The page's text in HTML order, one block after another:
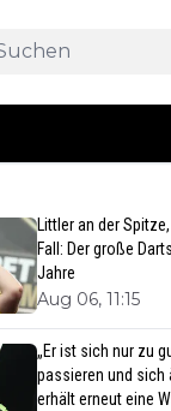
Littler an der
Fall: Der große
Jahre
Aug 06, 11:15
„Er ist sich nur zu
passieren und sich
erhält erneut eine